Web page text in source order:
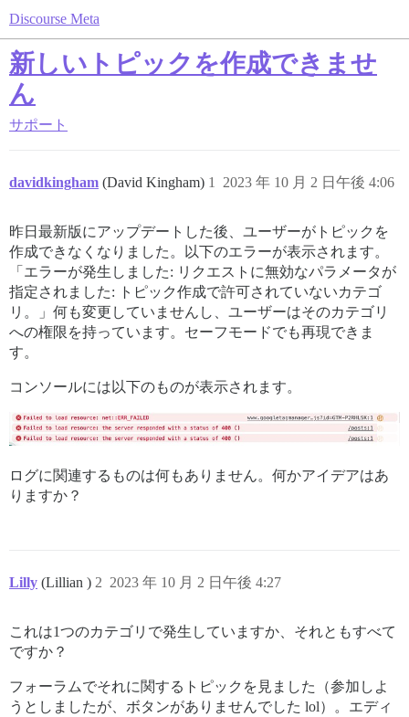
Discourse Meta
新しいトピックを作成できませ
ん
サポート
davidkingham (David Kingham) 2023 年 10 月 2 日午後 4:06
1
昨日最新版にアップデートした後、ユーザーがトピックを
作成できなくなりました。以下のエラーが表示されます。
「エラーが発生しました: リクエストに無効なパラメータが
指定されました: トピック作成で許可されていないカテゴ
リ。」何も変更していませんし、ユーザーはそのカテゴリ
への権限を持っています。セーフモードでも再現できま
す。
コンソールには以下のものが表示されます。
ログに関連するものは何もありません。何かアイデアはあ
りますか？
Lilly (Lillian ) 2023 年 10 月 2 日午後 4:27
2
これは1つのカテゴリで発生していますか、それともすべて
ですか？
フォーラムでそれに関するトピックを見ました（参加しよ
うとしましたが、ボタンがありませんでした lol）。エディ